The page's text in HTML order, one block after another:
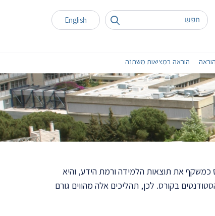
English
הוראה במציאות משתנה
כמשקף את תוצאות הלמידה ורמת הידע, והיא
בקורס. לכן, תהליכים אלה מהווים גורם